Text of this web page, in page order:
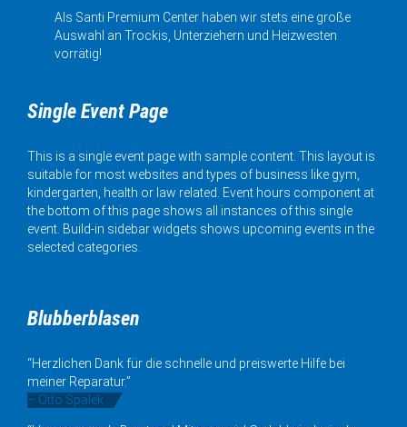
Als Santi Premium Center haben wir stets eine große
Auswahl an Trockis, Unterziehern und Heizwesten
vorrätig!
Single Event Page
This is a single event page with sample content. This layout is
suitable for most websites and types of business like gym,
kindergarten, health or law related. Event hours component at
the bottom of this page shows all instances of this single
event. Build-in sidebar widgets shows upcoming events in the
selected categories.
Blubberblasen
“Herzlichen Dank für die schnelle und preiswerte Hilfe bei
meiner Reparatur.”
– Otto Spalek